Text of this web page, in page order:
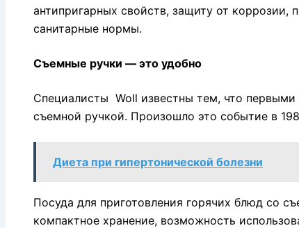
антипригарных свойств, защиту от коррозии,
санитарные нормы.
Съемные ручки — это удобно
Специалисты Woll известны тем, что
съемной ручкой. Произошло это событие в
Диета при гипертонической болезни
Посуда для приготовления горячих блюд со
компактное хранение, возможность